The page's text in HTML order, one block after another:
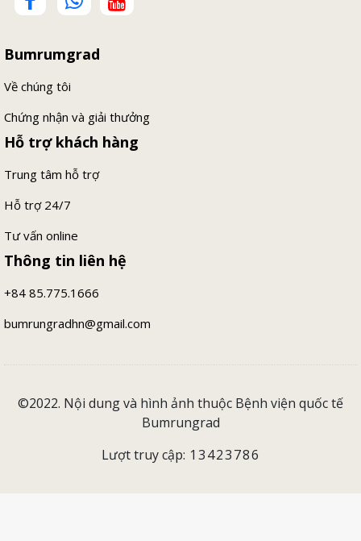
Bumrumgrad
Về chúng tôi
Chứng nhận và giải thưởng
Hỗ trợ khách hàng
Trung tâm hỗ trợ
Hỗ trợ 24/7
Tư vấn online
Thông tin liên hệ
+84 85.775.1666
bumrungradhn@gmail.com
©2022. Nội dung và hình ảnh thuộc Bệnh viện quốc tế
Bumrungrad
Lượt truy cập: 13423786